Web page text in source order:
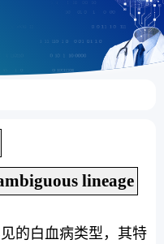
lineage
的白血病类型，其特